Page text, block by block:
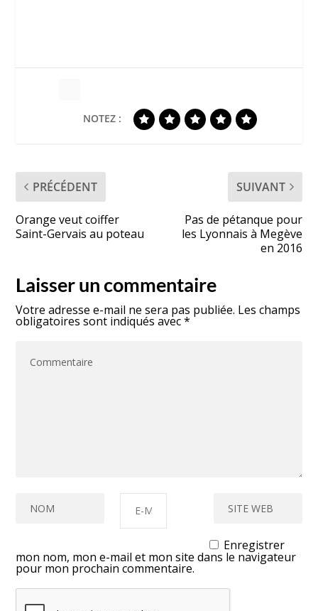
NOTEZ :
PRÉCÉDENT
Orange veut coiffer
Saint-Gervais au poteau
SUIVANT
Pas de pétanque pour
les Lyonnais à Megève
en 2016
Laisser un commentaire
Votre adresse e-mail ne sera pas publiée. Les champs
obligatoires sont indiqués avec*
Enregistrer
mon nom, mon e-mail et mon site dans le navigateur
pour mon prochain commentaire.